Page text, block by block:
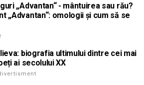
„Advantan“ - mântuirea sau rău?
„Advantan“: omologii și cum să se
biografia ultimului dintre cei mai
ai secolului XX